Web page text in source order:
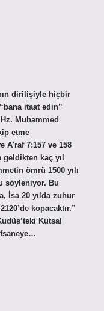
dirilişiyle hiçbir
itaat edin”
Muhammed
etme
7:157 ve 158
kaç yıl
ömrü 1500 yılı
söyleniyor. Bu
İsa 20 yılda zuhur
kopacaktır.”
Kutsal